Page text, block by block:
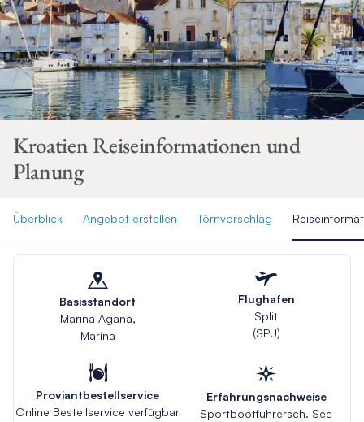
Kroatien Reiseinformationen und
Planung
Überblick Angebot erstellen Törnvorschlag
Basisstandort
Marina Agana,
Marina
Flughafen
Split
(SPU)
Proviantbestellservice
Online Bestellservice verfügbar
Erfahrungsnachweise
Sportbootführersch. See